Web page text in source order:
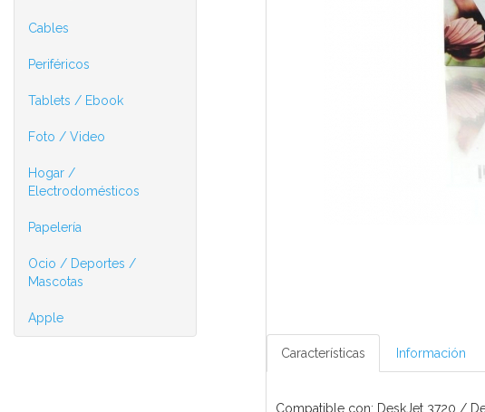
Cables
Periféricos
Tablets / Ebook
Foto / Video
Hogar /
Electrodomésticos
Papelería
Ocio / Deportes /
Mascotas
Apple
Características Información
Compatible con: DeskJet 3720 /